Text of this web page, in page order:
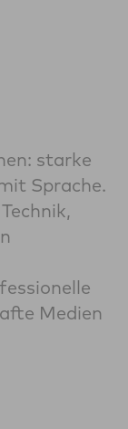
starke
Sprache.
Medien